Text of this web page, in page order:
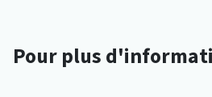
Pour plus